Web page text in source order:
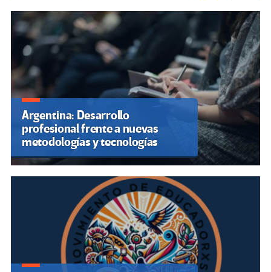
Argentina: Desarrollo
profesional frente a nuevas
metodologías y tecnologías